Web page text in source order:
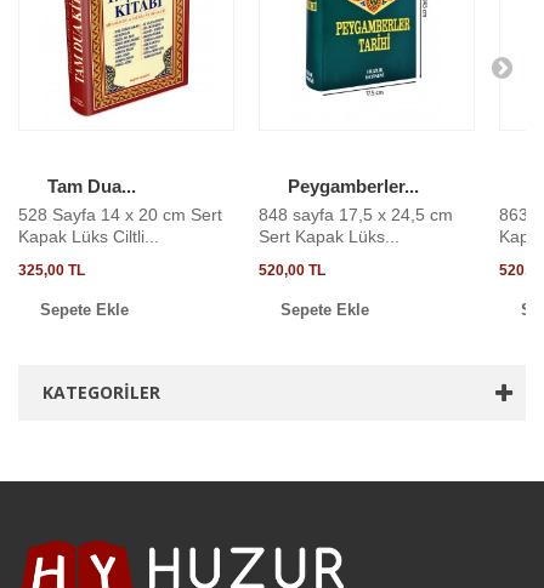
Tam Dua...
528 Sayfa 14 x 20 cm Sert
Kapak Lüks Ciltli...
325,00 TL
Sepete Ekle
Peygamberler...
848 sayfa 17,5 x 24,5 cm
Sert Kapak Lüks...
520,00 TL
Sepete Ekle
863
KATEGORILER